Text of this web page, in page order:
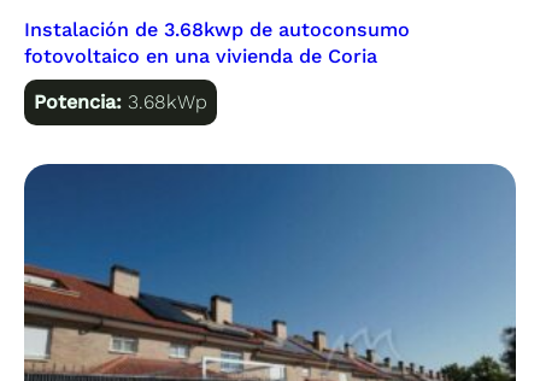
Instalación de 3.68kwp de autoconsumo
fotovoltaico en una vivienda de Coria
Potencia:3.68kWp